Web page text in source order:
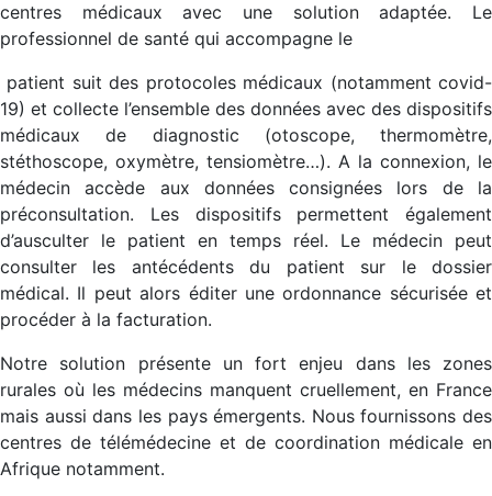
centres médicaux avec une solution adaptée. Le
professionnel de santé qui accompagne le
patient suit des protocoles médicaux (notamment covid-
19) et collecte l’ensemble des données avec des dispositifs
médicaux de diagnostic (otoscope, thermomètre,
stéthoscope, oxymètre, tensiomètre…). A la connexion, le
médecin accède aux données consignées lors de la
préconsultation. Les dispositifs permettent également
d’ausculter le patient en temps réel. Le médecin peut
consulter les antécédents du patient sur le dossier
médical. Il peut alors éditer une ordonnance sécurisée et
procéder à la facturation.
Notre solution présente un fort enjeu dans les zones
rurales où les médecins manquent cruellement, en France
mais aussi dans les pays émergents. Nous fournissons des
centres de télémédecine et de coordination médicale en
Afrique notamment.